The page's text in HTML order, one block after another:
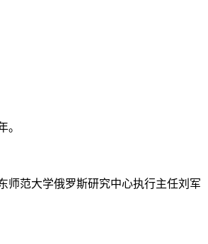
。
师范大学俄罗斯研究中心执行主任刘军